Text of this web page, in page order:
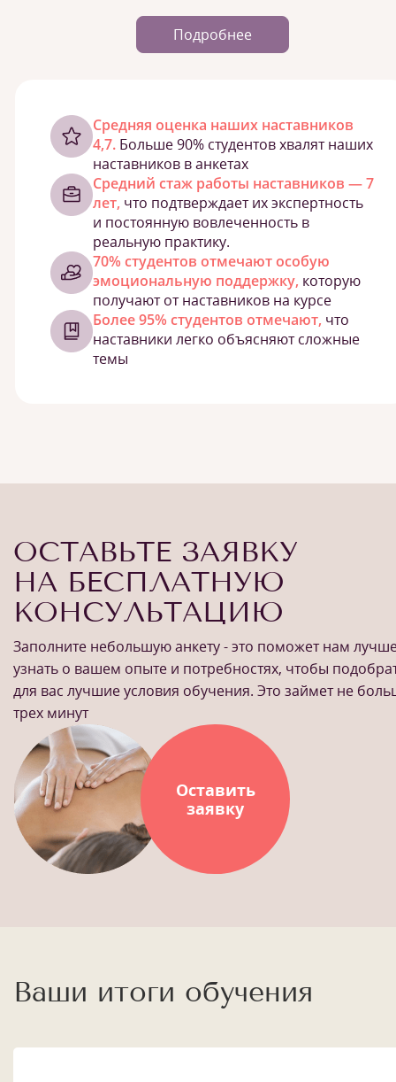
Подробнее
Cредняя оценка наших наставников
4,7. Больше 90% студентов хвалят наших
наставников в анкетах
Средний стаж работы наставников — 7
лет, что подтверждает их экспертность
и постоянную вовлеченность в
реальную практику.
70% студентов отмечают особую
эмоциональную поддержку, которую
получают от наставников на курсе
Более 95% студентов отмечают, что
наставники легко объясняют сложные
темы
ОСТАВЬТЕ ЗАЯВКУ
НА БЕСПЛАТНУЮ
КОНСУЛЬТАЦИЮ
Заполните небольшую анкету - это поможет нам
узнать о вашем опыте и потребностях, чтобы
для вас лучшие условия обучения. Это займет не
трех минут
Оставить
заявку
Ваши итоги обучения